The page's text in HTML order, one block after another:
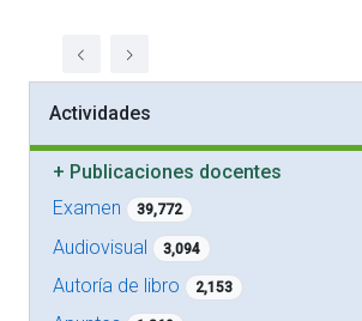
Actividades
+ Publicaciones docentes
Examen
39,772
Audiovisual 3,094
Autoría de libro 2,153